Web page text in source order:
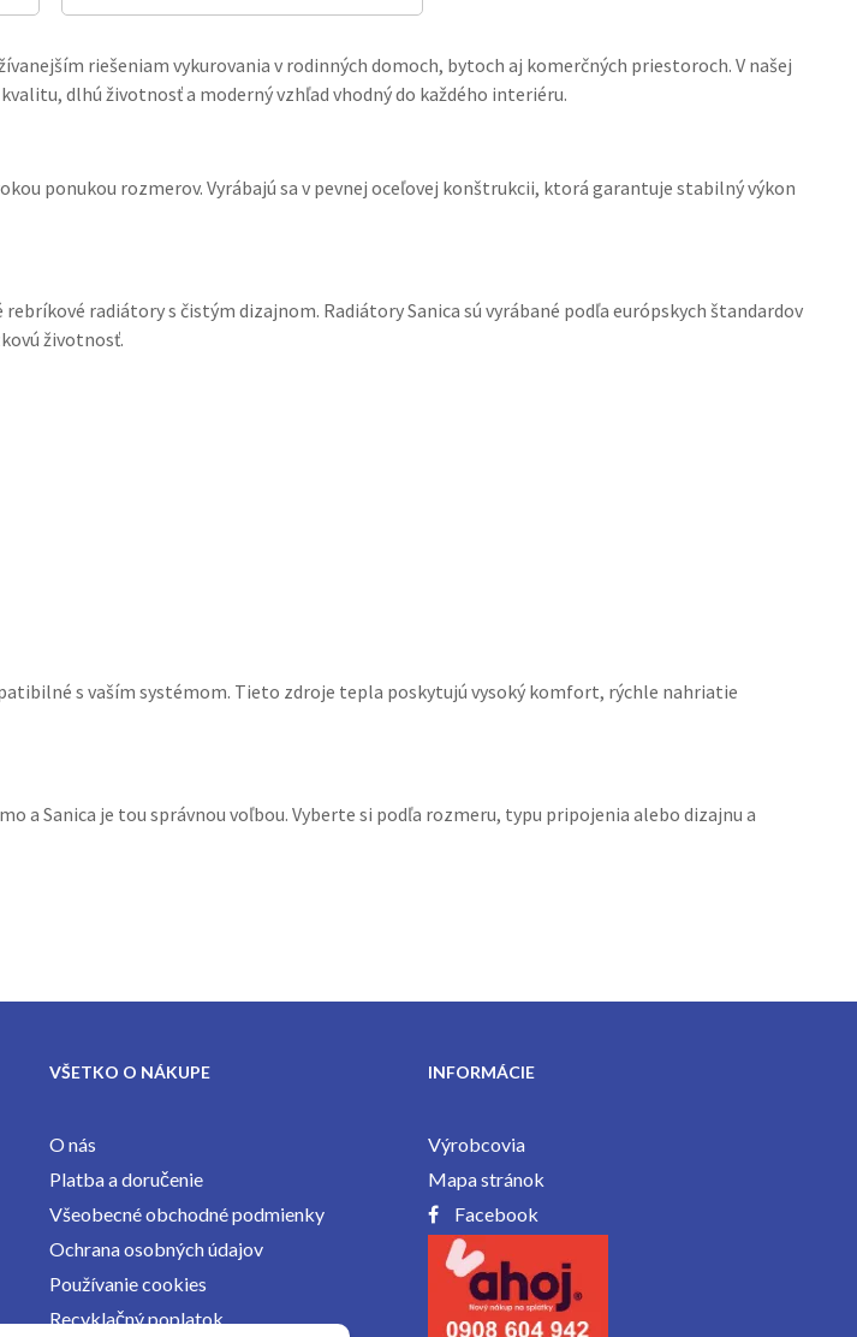
riešeniam vykurovania v rodinných domoch, bytoch aj komerčných priestoroch. V našej
dlhú životnosť a moderný vzhľad vhodný do každého interiéru.
ponukou rozmerov. Vyrábajú sa v pevnej oceľovej konštrukcii, ktorá garantuje stabilný výkon
radiátory s čistým dizajnom. Radiátory Sanica sú vyrábané podľa európskych štandardov
životnosť.
s vaším systémom. Tieto zdroje tepla poskytujú vysoký komfort, rýchle nahriatie
a Sanica je tou správnou voľbou. Vyberte si podľa rozmeru, typu pripojenia alebo dizajnu a
VŠETKO O NÁKUPE
O nás
Platba a doručenie
Všeobecné obchodné podmienky
Ochrana osobných údajov
Používanie cookies
Recyklačný poplatok
INFORMÁCIE
Výrobcovia
Mapa stránok
Facebook